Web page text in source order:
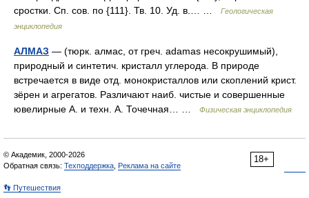
сростки. Сп. сов. по {111}. Тв. 10. Уд. в.… …
Геологическая
энциклопедия
АЛМАЗ — (тюрк. алмас, от греч. adamas несокрушимый),
природный и синтетич. кристалл углерода. В природе
встречается в виде отд. монокристаллов или скоплений крист.
зёрен и агрегатов. Различают наиб. чистые и совершенные
ювелирные А. и техн. А. Точечная… …
Физическая энциклопедия
18+
© Академик, 2000-2026
Обратная связь: Техподдержка Реклама на сайте
👣 Путешествия